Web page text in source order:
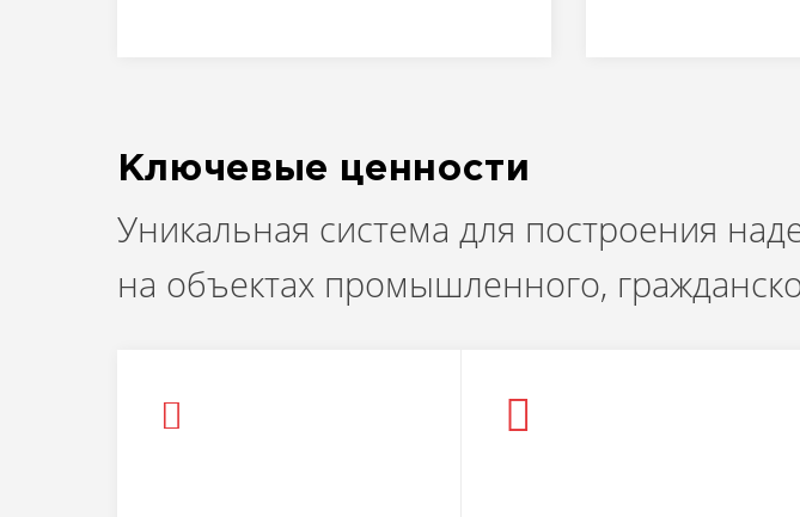
Ключевые ценности
Уникальная система для построения
на объектах промышленного,